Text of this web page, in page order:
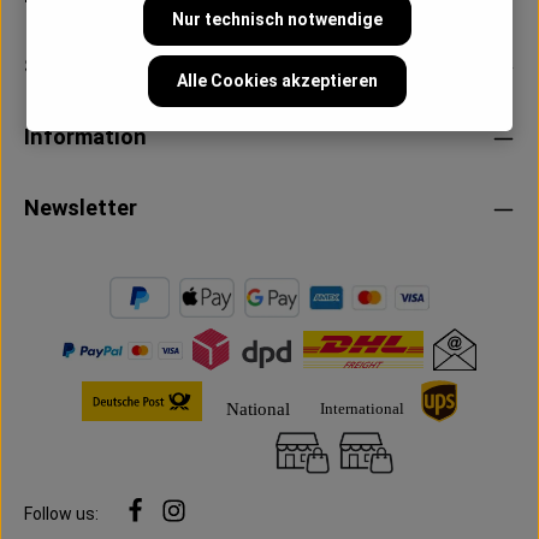
Service
Information
Newsletter
Follow us:
Nur technisch notwendige
Alle Cookies akzeptieren